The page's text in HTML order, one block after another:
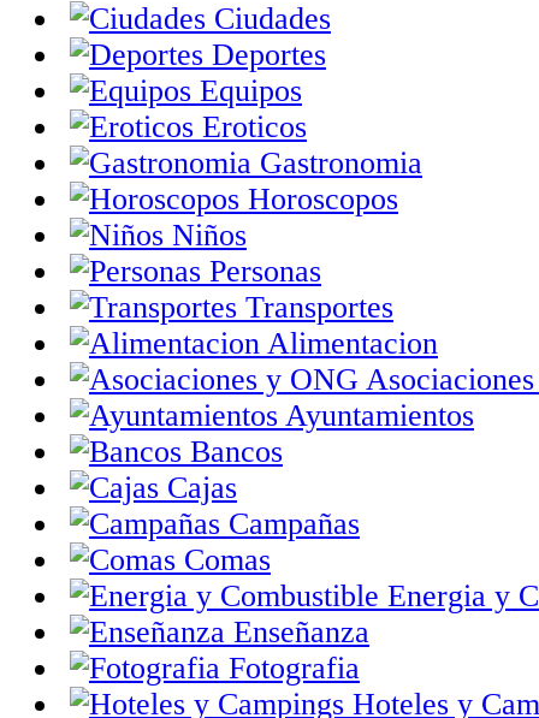
Ciudades
Deportes
Equipos
Eroticos
Gastronomia
Horoscopos
Niños
Personas
Transportes
Alimentacion
Ayuntamientos
Bancos
Cajas
Campañas
Comas
Energia y
Enseñanza
Fotografia
Hoteles y